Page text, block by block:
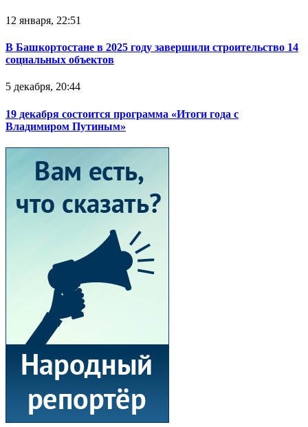
12 января, 22:51
В Башкортостане в 2025 году завершили строительство 14
социальных объектов
5 декабря, 20:44
19 декабря состоится программа «Итоги года с
Владимиром Путиным»